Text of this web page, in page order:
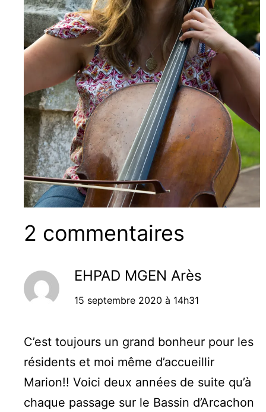
2 commentaires
EHPAD MGEN Arès
15 septembre 2020 à 14h31
C’est toujours un grand bonheur pour les
résidents et moi même d’accueillir
Marion!! Voici deux années de suite qu’à
chaque passage sur le Bassin d’Arcachon